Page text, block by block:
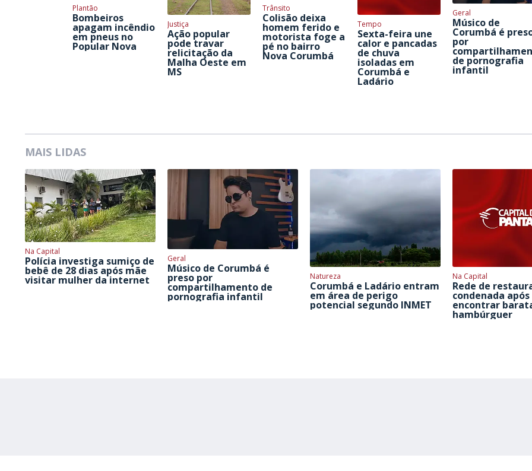
Plantão
Bombeiros
apagam incêndio
em pneus no
Popular Nova
Justiça
Ação popular
pode travar
relicitação da
Malha Oeste em
MS
Trânsito
Colisão deixa
homem ferido e
motorista foge a
pé no bairro
Nova Corumbá
Tempo
Sexta-feira une
calor e pancadas
de chuva
isoladas em
Corumbá e
Ladário
Geral
Músico de
Corumbá é
por
de pornografia
infantil
MAIS LIDAS
Na Capital
Polícia investiga sumiço de
bebê de 28 dias após mãe
visitar mulher da internet
Geral
Músico de Corumbá é
preso por
compartilhamento de
pornografia infantil
Natureza
Corumbá e Ladário entram
em área de perigo
potencial segundo INMET
Na Capital
Rede de
condenada
encontrar
hambúrguer